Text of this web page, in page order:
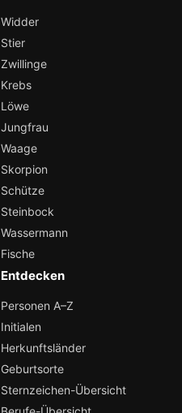
Widder
Stier
Zwillinge
Krebs
Löwe
Jungfrau
Waage
Skorpion
Schütze
Steinbock
Wassermann
Fische
Entdecken
Personen A–Z
Initialen
Herkunftsländer
Geburtsorte
Sternzeichen-Übersicht